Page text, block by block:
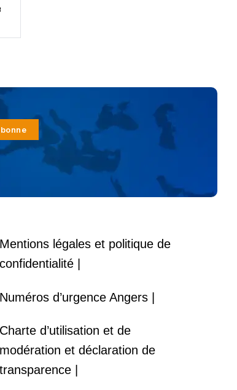
Mentions légales et politique de
confidentialité |
Numéros d’urgence Angers |
Charte d’utilisation et de
modération et déclaration de
transparence |